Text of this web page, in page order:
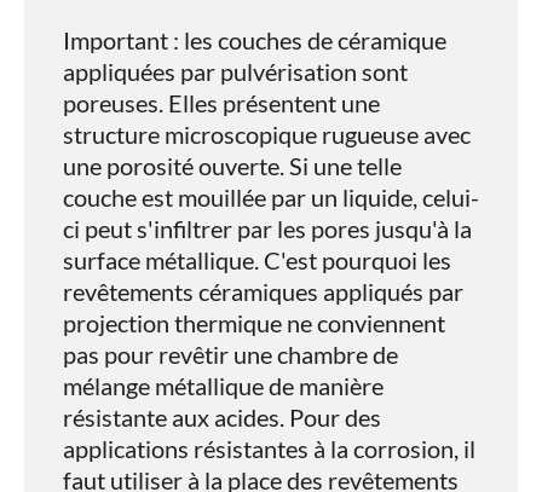
Important : les couches de céramique
appliquées par pulvérisation sont
poreuses. Elles présentent une
structure microscopique rugueuse avec
une porosité ouverte. Si une telle
couche est mouillée par un liquide, celui-
ci peut s'infiltrer par les pores jusqu'à la
surface métallique. C'est pourquoi les
revêtements céramiques appliqués par
projection thermique ne conviennent
pas pour revêtir une chambre de
mélange métallique de manière
résistante aux acides. Pour des
applications résistantes à la corrosion, il
faut utiliser à la place des revêtements